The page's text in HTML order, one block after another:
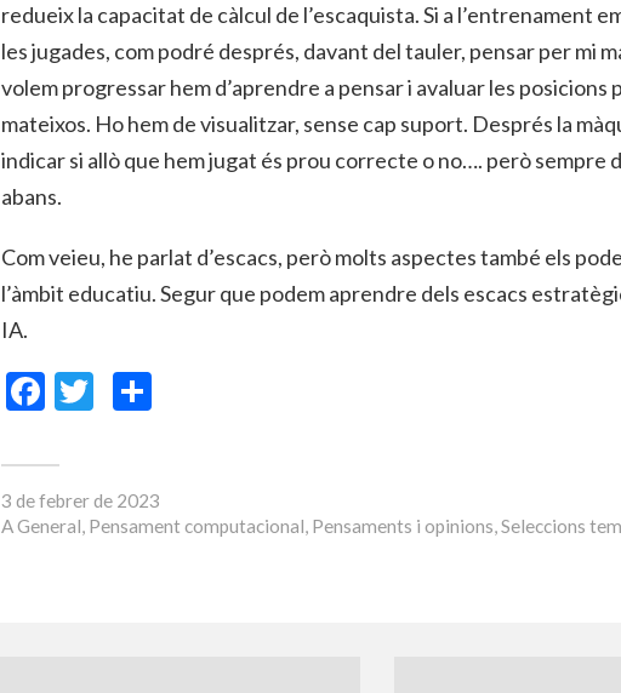
redueix la capacitat de càlcul de l’escaquista. Si a l’entrenament
les jugades, com podré després, davant del tauler, pensar per mi
volem progressar hem d’aprendre a pensar i avaluar les posicions
mateixos. Ho hem de visualitzar, sense cap suport. Després la
indicar si allò que hem jugat és prou correcte o no…. però sempre
abans.
Com veieu, he parlat d’escacs, però molts aspectes també els
l’àmbit educatiu. Segur que podem aprendre dels escacs
IA.
Facebook
Twitter
3 de febrer de 2023
AGeneral, Pensament computacional, Pensaments i opinions,Seleccions